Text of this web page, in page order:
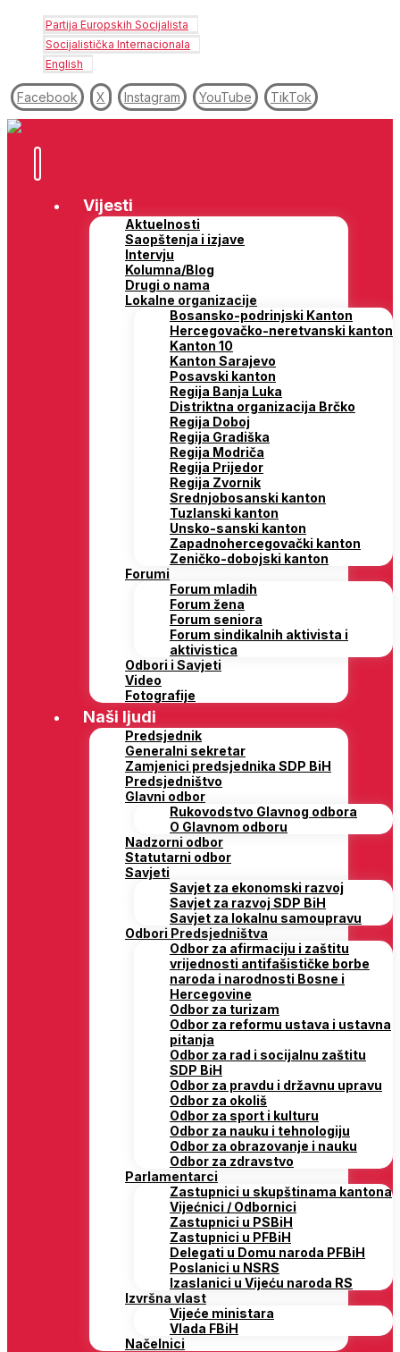
Partija Europskih Socijalista
Socijalistička Internacionala
English
Facebook X Instagram YouTube TikTok
Vijesti
Aktuelnosti
Saopštenja i izjave
Intervju
Kolumna/Blog
Drugi o nama
Lokalne organizacije
Bosansko-podrinjski Kanton
Hercegovačko-neretvanski kanton
Kanton 10
Kanton Sarajevo
Posavski kanton
Regija Banja Luka
Distriktna organizacija Brčko
Regija Doboj
Regija Gradiška
Regija Modriča
Regija Prijedor
Regija Zvornik
Srednjobosanski kanton
Tuzlanski kanton
Unsko-sanski kanton
Zapadnohercegovački kanton
Zeničko-dobojski kanton
Forumi
Forum mladih
Forum žena
Forum seniora
Forum sindikalnih aktivista i
aktivistica
Odbori i Savjeti
Video
Fotografije
Naši ljudi
Predsjednik
Generalni sekretar
Zamjenici predsjednika SDP BiH
Predsjedništvo
Glavni odbor
Rukovodstvo Glavnog odbora
O Glavnom odboru
Nadzorni odbor
Statutarni odbor
Savjeti
Savjet za ekonomski razvoj
Savjet za razvoj SDP BiH
Savjet za lokalnu samoupravu
Odbori Predsjedništva
Odbor za afirmaciju i zaštitu
vrijednosti antifašističke borbe
naroda i narodnosti Bosne i
Hercegovine
Odbor za turizam
Odbor za reformu ustava i ustavna
pitanja
Odbor za rad i socijalnu zaštitu
SDP BiH
Odbor za pravdu i državnu upravu
Odbor za okoliš
Odbor za sport i kulturu
Odbor za nauku i tehnologiju
Odbor za obrazovanje i nauku
Odbor za zdravstvo
Parlamentarci
Zastupnici u skupštinama kantona
Vijećnici / Odbornici
Zastupnici u PSBiH
Zastupnici u PFBiH
Delegati u Domu naroda PFBiH
Poslanici u NSRS
Izaslanici u Vijeću naroda RS
Izvršna vlast
Vijeće ministara
Vlada FBiH
Načelnici